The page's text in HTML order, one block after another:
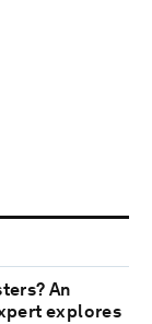
An
explores